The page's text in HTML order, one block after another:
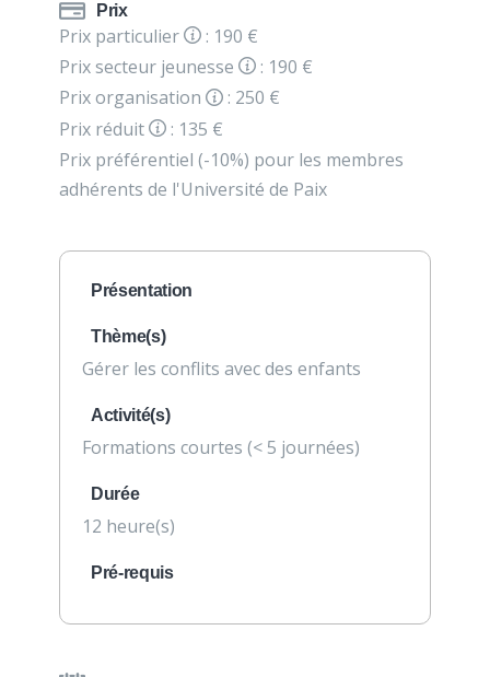
Prix
Prix particulier
: 190 €
Prix secteur jeunesse
: 190 €
Prix organisation
: 250 €
Prix réduit
: 135 €
Prix préférentiel (-10%) pour les membres
adhérents de l'Université de Paix
Présentation
Thème(s)
Gérer les conflits avec des enfants
Activité(s)
Formations courtes (< 5 journées)
Durée
12 heure(s)
Pré-requis